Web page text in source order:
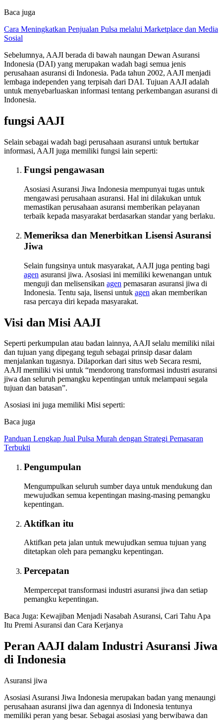
Baca juga
Cara Meningkatkan Penjualan Pulsa melalui Marketplace dan Media
Sosial
Sebelumnya, AAJI berada di bawah naungan Dewan Asuransi
Indonesia (DAI) yang merupakan wadah bagi semua jenis
perusahaan asuransi di Indonesia. Pada tahun 2002, AAJI menjadi
lembaga independen yang terpisah dari DAI. Tujuan AAJI adalah
untuk menyebarluaskan informasi tentang perkembangan asuransi di
Indonesia.
fungsi AAJI
Selain sebagai wadah bagi perusahaan asuransi untuk bertukar
informasi, AAJI juga memiliki fungsi lain seperti:
Fungsi pengawasan
Asosiasi Asuransi Jiwa Indonesia mempunyai tugas untuk
mengawasi perusahaan asuransi. Hal ini dilakukan untuk
memastikan perusahaan asuransi memberikan pelayanan
terbaik kepada masyarakat berdasarkan standar yang berlaku.
Memeriksa dan Menerbitkan Lisensi Asuransi
Jiwa
Selain fungsinya untuk masyarakat, AAJI juga penting bagi
agen asuransi jiwa. Asosiasi ini memiliki kewenangan untuk
menguji dan melisensikan agen pemasaran asuransi jiwa di
Indonesia. Tentu saja, lisensi untuk agen akan memberikan
rasa percaya diri kepada masyarakat.
Visi dan Misi AAJI
Seperti perkumpulan atau badan lainnya, AAJI selalu memiliki nilai
dan tujuan yang dipegang teguh sebagai prinsip dasar dalam
menjalankan tugasnya. Dilaporkan dari situs web Secara resmi,
AAJI memiliki visi untuk “mendorong transformasi industri asuransi
jiwa dan seluruh pemangku kepentingan untuk melampaui segala
tujuan dan batasan”.
Asosiasi ini juga memiliki Misi seperti:
Baca juga
Panduan Lengkap Jual Pulsa Murah dengan Strategi Pemasaran
Terbukti
Pengumpulan
Mengumpulkan seluruh sumber daya untuk mendukung dan
mewujudkan semua kepentingan masing-masing pemangku
kepentingan.
Aktifkan itu
Aktifkan peta jalan untuk mewujudkan semua tujuan yang
ditetapkan oleh para pemangku kepentingan.
Percepatan
Mempercepat transformasi industri asuransi jiwa dan setiap
pemangku kepentingan.
Baca Juga: Kewajiban Menjadi Nasabah Asuransi, Cari Tahu Apa
Itu Premi Asuransi dan Cara Kerjanya
Peran AAJI dalam Industri Asuransi Jiwa
di Indonesia
Asuransi jiwa
Asosiasi Asuransi Jiwa Indonesia merupakan badan yang menaungi
perusahaan asuransi jiwa dan agennya di Indonesia tentunya
memiliki peran yang besar. Sebagai asosiasi yang berwibawa dan